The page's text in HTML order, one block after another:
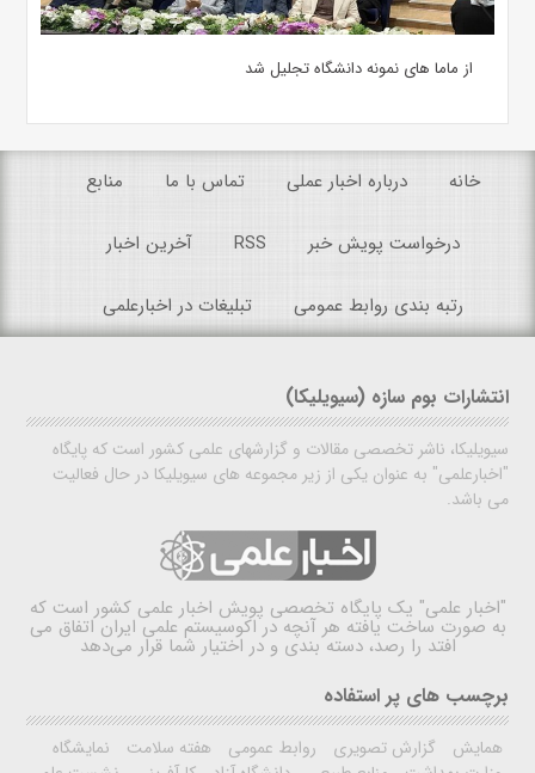
از ماما های نمونه دانشگاه تجلیل شد
خانه درباره اخبار عملی تماس با ما منابع
درخواست پویش خبر RSS آخرین اخبار
رتبه بندی روابط عمومی تبلیغات در اخبارعلمی
انتشارات بوم سازه (سیویلیکا)
سیویلیکا، ناشر تخصصی مقالات و گزارشهای علمی کشور است که پایگاه
"اخبارعلمی" به عنوان یکی از زیر مجموعه های سیویلیکا در حال فعالیت
می باشد.
"اخبار علمی" یک پایگاه تخصصی پویش اخبار علمی کشور است که
به صورت ساخت یافته هر آنچه در اکوسیستم علمی ایران اتفاق می
افتد را رصد، دسته بندی و در اختیار شما قرار می‌دهد
برچسب های پر استفاده
همایش گزارش تصویری روابط عمومی هفته سلامت
نمایشگاه